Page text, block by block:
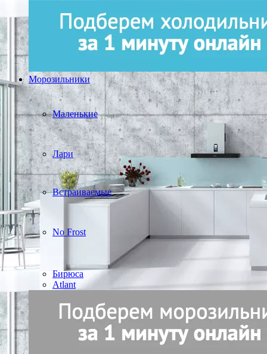
Морозильники
Маленькие
Лари
Встраиваемые
No Frost
Бирюса
Atlant